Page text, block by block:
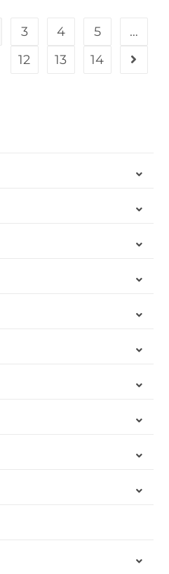
3 4 5
…
12
13 14